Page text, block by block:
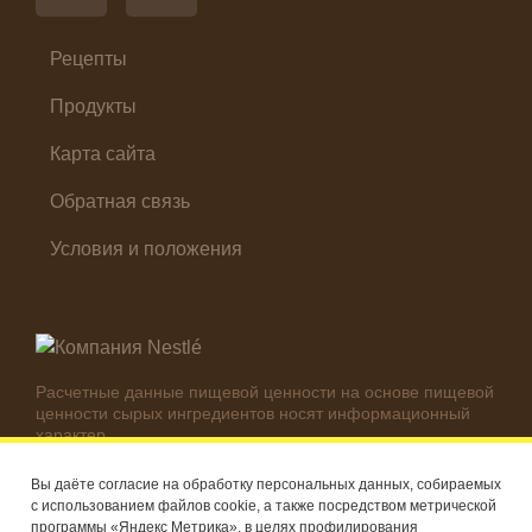
Холодные закуски
Рецепты
Продукты
Карта сайта
Обратная связь
Условия и положения
Расчетные данные пищевой ценности на основе пищевой
ценности сырых ингредиентов носят информационный
характер.
используемых ингредиентов.
© Компания Nestlé, 2026 г. Все права защищены
Вы даёте согласие на обработку персональных данных, собираемых
с использованием файлов cookie, а также посредством метрической
программы «Яндекс Метрика», в целях профилирования